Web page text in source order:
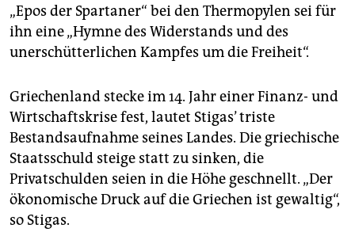
„Epos der Spartaner“ bei den Thermopylen sei für
ihn eine „Hymne des Widerstands und des
unerschütterlichen Kampfes um die Freiheit“.
Griechenland stecke im 14. Jahr einer Finanz- und
Wirtschaftskrise fest, lautet Stigas’ triste
Bestandsaufnahme seines Landes. Die griechische
Staatsschuld steige statt zu sinken, die
Privatschulden seien in die Höhe geschnellt. „Der
ökonomische Druck auf die Griechen ist gewaltig“,
so Stigas.